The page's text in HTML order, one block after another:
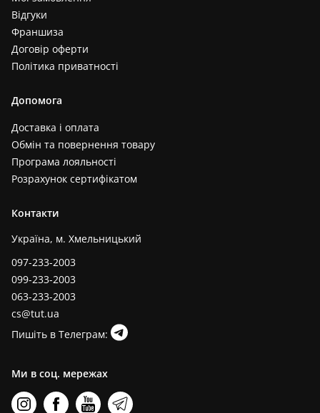
Відгуки
Франшиза
Договір оферти
Політика приватності
Допомога
Доставка і оплата
Обмін та повернення товару
Програма лояльності
Розрахунок сертифікатом
Контакти
Україна, м. Хмельницький
097-233-2003
099-233-2003
063-233-2003
cs@tut.ua
Пишіть в Телеграм:
Ми в соц. мережах